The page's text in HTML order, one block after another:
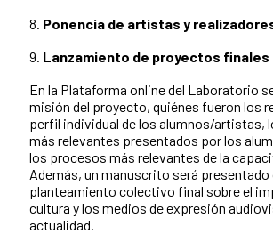
8. Ponencia de artistas y
9. Lanzamiento de proyectos finales
En la Plataforma online del Laboratorio
misión del proyecto, quiénes fueron los
perfil individual de los alumnos/artistas,
más relevantes presentados por los
los procesos más relevantes de la
Además, un manuscrito será presentado
planteamiento colectivo final sobre el
cultura y los medios de expresión
actualidad.